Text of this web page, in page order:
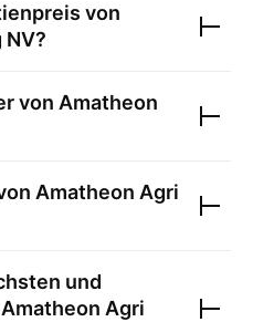
von
NV?
von Amatheon
Amatheon Agri
und
Amatheon Agri